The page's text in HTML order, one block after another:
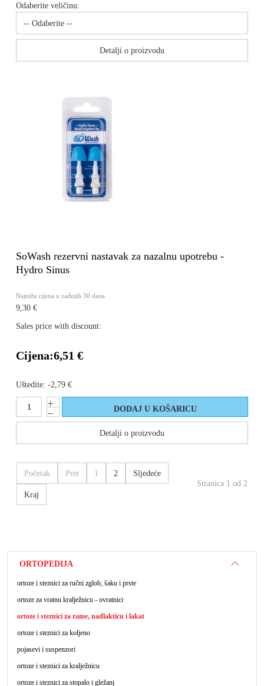
Odaberite veličinu:
Detalji o proizvodu
SoWash rezervni nastavak za nazalnu upotrebu -
Hydro Sinus
Najniža cijena u zadnjih 30 dana
9,30 €
Sales price with discount:
Cijena:6,51 €
Uštedite: -2,79 €
Detalji o proizvodu
Početak Pret 1 2 Sljedeće
Kraj
Stranica 1 od 2
ORTOPEDIJA
ortoze i steznici za ručni zglob, šaku i prste
ortoze za vratnu kralježnicu - ovratnici
ortoze i steznici za rame, nadlakticu i lakat
ortoze i steznici za koljeno
pojasevi i suspenzori
ortoze i steznici za kralježnicu
ortoze i steznici za stopalo i gležanj